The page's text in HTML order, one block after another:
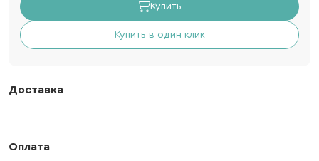
Купить
Купить в один клик
Доставка
Оплата